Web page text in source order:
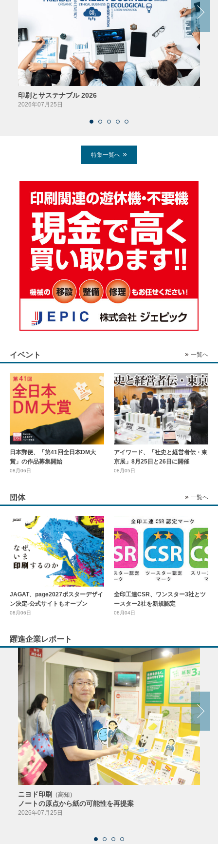
印刷とサステナブル 2026
2026年07月25日
特集一覧へ
イベント 一覧へ
日本郵便、「第41回全日本DM大
賞」の作品募集開始
08月06日
アイワード、「社史と経営者伝・東
京展」8月25日と26日に開催
08月05日
団体 一覧へ
JAGAT、page2027ポスターデザイ
ン決定-公式サイトもオープン
08月06日
全印工連CSR、ワンスター3社とツ
ースター2社を新規認定
08月04日
躍進企業レポート
ニヨド印刷 （高知）
ノートの原点から紙の可能性を再提案
2026年07月25日